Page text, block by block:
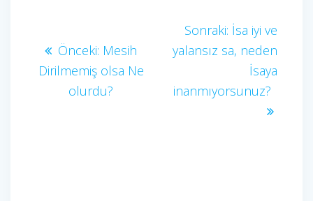
gezinmesi
Önceki: Önceki
yazı:
Mesih
Dirilmemiş olsa Ne
olurdu?
Sonraki: Sonraki
yazı:
İsa iyi ve
yalansız sa, neden
İsaya
inanmıyorsunuz?